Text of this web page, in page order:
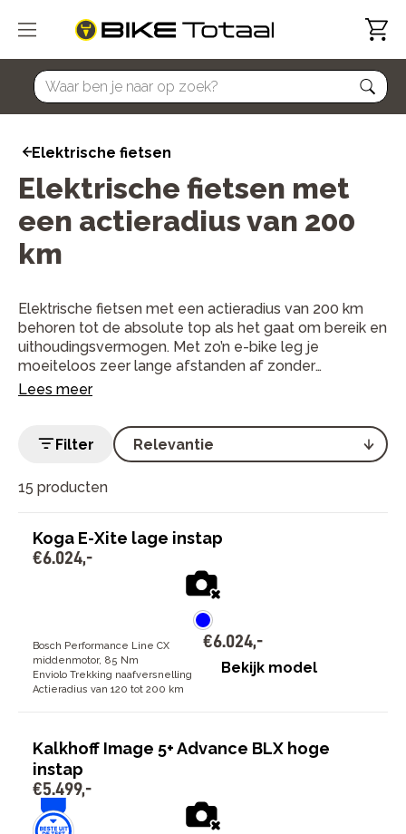
home
Elektrische fietsen
Elektrische fietsen met
een actieradius van 200
km
Elektrische fietsen met een actieradius van 200 km
behoren tot de absolute top als het gaat om bereik en
uithoudingsvermogen. Met zo’n e-bike leg je
moeiteloos zeer lange afstanden af zonder
tussentijds te hoeven opladen. Ideaal voor fanatieke
intensief gebruik waarbij je volledig wilt vertrouwen op
je accu.
Lees meer
15 producten
Filter
Koga E-Xite lage instap
€6.024,-
Bosch Performance Line CX
middenmotor, 85 Nm
Enviolo Trekking naafversnelling
Actieradius van 120 tot 200 km
€6.024,-
Bekijk model
Kalkhoff Image 5+ Advance BLX hoge
instap
€5.499,-